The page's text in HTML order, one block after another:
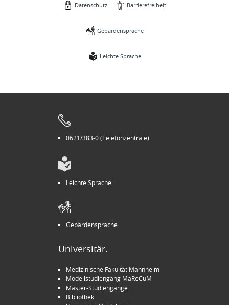
Datenschutz Barrierefreiheit
Gebärdensprache
Leichte Sprache
0621/383-0 (Telefonzentrale)
Leichte Sprache
Gebärdensprache
Universitär.
Medizinische Fakultät Mannheim
Modellstudiengang MaReCuM
Master-Studiengänge
Bibliothek